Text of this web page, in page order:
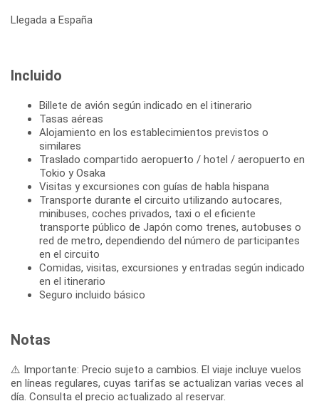
Llegada a España
Incluido
Billete de avión según indicado en el itinerario
Tasas aéreas
Alojamiento en los establecimientos previstos o
similares
Traslado compartido aeropuerto / hotel / aeropuerto en
Tokio y Osaka
Visitas y excursiones con guías de habla hispana
Transporte durante el circuito utilizando autocares,
minibuses, coches privados, taxi o el eficiente
transporte público de Japón como trenes, autobuses o
red de metro, dependiendo del número de participantes
en el circuito
Comidas, visitas, excursiones y entradas según indicado
en el itinerario
Seguro incluido básico
Notas
⚠️ Importante: Precio sujeto a cambios. El viaje incluye vuelos
en líneas regulares, cuyas tarifas se actualizan varias veces al
día. Consulta el precio actualizado al reservar.